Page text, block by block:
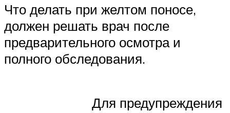
Что делать при желтом поносе,
должен решать врач после
предварительного осмотра и
полного обследования.
Для предупреждения